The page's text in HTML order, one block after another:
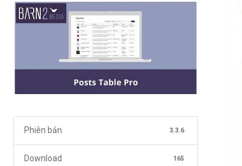
Phiên bản 3.3.6
Download 165